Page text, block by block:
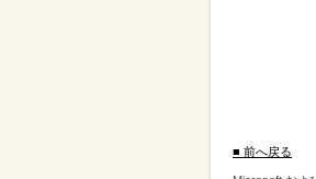
■ 前へ戻る